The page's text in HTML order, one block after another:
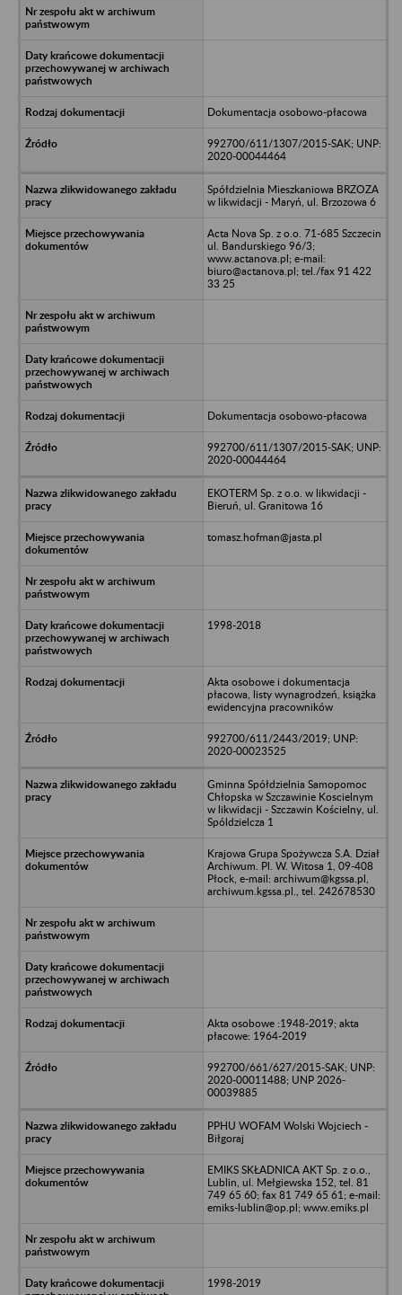
Dokumentacja osobowo-płacowa
992700/611/1307/2015-SAK; UNP:
2020-00044464
Spółdzielnia Mieszkaniowa BRZOZA
w likwidacji - Maryń, ul. Brzozowa 6
Acta Nova Sp. z o.o. 71-685 Szczecin
ul. Bandurskiego 96/3;
www.actanova.pl; e-mail:
biuro@actanova.pl; tel./fax 91 422
33 25
Dokumentacja osobowo-płacowa
992700/611/1307/2015-SAK; UNP:
2020-00044464
EKOTERM Sp. z o.o. w likwidacji -
Bieruń, ul. Granitowa 16
tomasz.hofman@jasta.pl
1998-2018
Akta osobowe i dokumentacja
płacowa, listy wynagrodzeń, książka
ewidencyjna pracowników
992700/611/2443/2019; UNP:
2020-00023525
Gminna Spółdzielnia Samopomoc
Chłopska w Szczawinie Koscielnym
w likwidacji - Szczawin Kościelny, ul.
Spóldzielcza 1
Krajowa Grupa Spożywcza S.A. Dział
Archiwum. Pl. W. Witosa 1, 09-408
Płock, e-mail: archiwum@kgssa.pl,
archiwum.kgssa.pl., tel. 242678530
Akta osobowe :1948-2019; akta
płacowe: 1964-2019
992700/661/627/2015-SAK; UNP:
2020-00011488; UNP 2026-
00039885
PPHU WOFAM Wolski Wojciech -
Biłgoraj
EMIKS SKŁADNICA AKT Sp. z o.o.,
Lublin, ul. Mełgiewska 152, tel. 81
749 65 60; fax 81 749 65 61; e-mail:
emiks-lublin@op.pl; www.emiks.pl
1998-2019